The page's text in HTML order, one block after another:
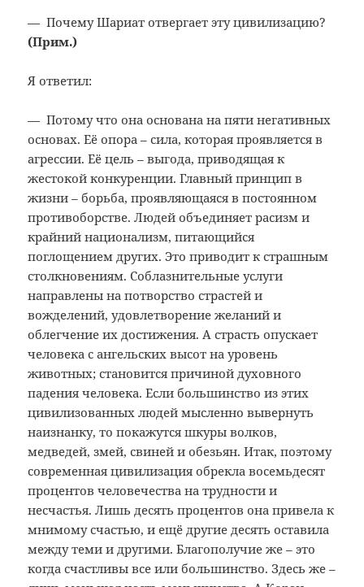
— Почему Шариат отвергает эту цивилизацию?
(Прим.)
Я ответил:
— Потому что она основана на пяти негативных
основах. Её опора – сила, которая проявляется в
агрессии. Её цель – выгода, приводящая к
жестокой конкуренции. Главный принцип в
жизни – борьба, проявляющаяся в постоянном
противоборстве. Людей объединяет расизм и
крайний национализм, питающийся
поглощением других. Это приводит к страшным
столкновениям. Соблазнительные услуги
направлены на потворство страстей и
вожделений, удовлетворение желаний и
облегчение их достижения. А страсть опускает
человека с ангельских высот на уровень
животных; становится причиной духовного
падения человека. Если большинство из этих
цивилизованных людей мысленно вывернуть
наизнанку, то покажутся шкуры волков,
медведей, змей, свиней и обезьян. Итак, поэтому
современная цивилизация обрекла восемьдесят
процентов человечества на трудности и
несчастья. Лишь десять процентов она привела к
мнимому счастью, и ещё другие десять оставила
между теми и другими. Благополучие же – это
когда счастливы все или большинство. Здесь же –